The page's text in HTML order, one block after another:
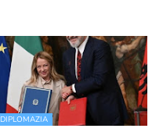
DIPLOMAZIA